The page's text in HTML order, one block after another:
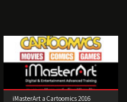
iMasterArt a Cartoomics 2016